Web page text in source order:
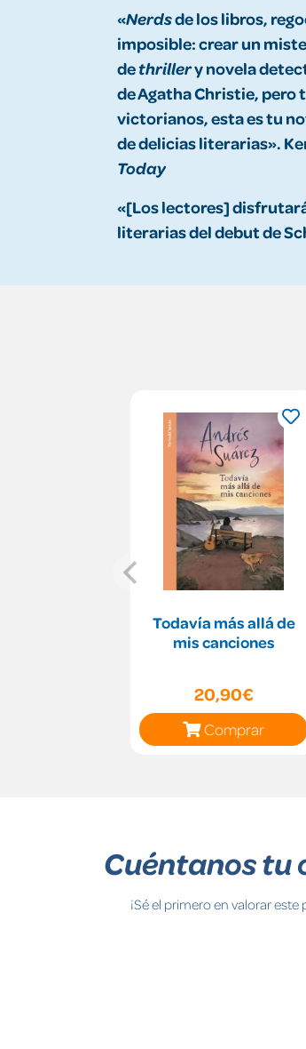
«Nerdsde los libros,
imposible: crear un
dethrillery novela
de Agatha Christie, pero
victorianos, esta es tu
de delicias literarias».
Today
«[Los lectores]
literarias del debut de
Todavía más allá de
mis canciones
20,90€
Comprar
Cuéntanos tu
¡Sé el primero en valorar